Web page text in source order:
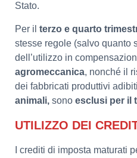
Stato.
Per il terzo e quarto
stesse regole (salvo quanto
dell’utilizzo in
agromeccanica, nonché il
dei fabbricati produttivi
animali, sono esclusi per il
UTILIZZO DEI
I crediti di imposta maturati